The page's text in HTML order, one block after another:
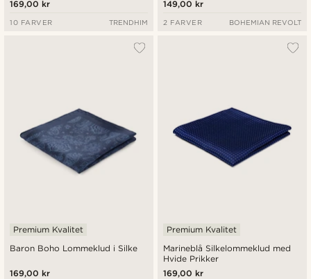
169,00 kr
10 FARVER TRENDHIM
149,00 kr
2 FARVER BOHEMIAN REVOLT
Baron Boho Lommeklud i Silke
Premium Kvalitet
169,00 kr
Marineblå Silkelommeklud med
Hvide Prikker
Premium Kvalitet
169,00 kr